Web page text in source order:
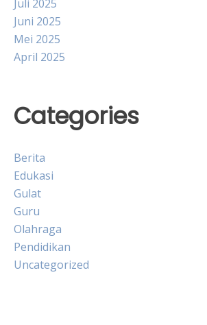
Juli 2025
Juni 2025
Mei 2025
April 2025
Categories
Berita
Edukasi
Gulat
Guru
Olahraga
Pendidikan
Uncategorized